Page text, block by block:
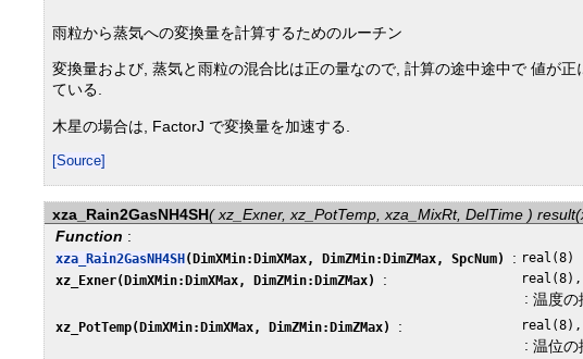
雨粒から蒸気への変換量を計算するためのルーチン
変換量および, 蒸気と雨粒の混合比は正の量なので, 計算の途中途中で 値が
ている.
木星の場合は, FactorJ で変換量を加速する.
[Source]
xza_Rain2GasNH4SH( xz_Exner, xz_PotTemp, xza_MixRt, DelTime )
Function :
xza_Rain2GasNH4SH(DimXMin:DimXMax, DimZMin:DimZMax, SpcNum) : real(8)
xz_Exner(DimXMin:DimXMax, DimZMin:DimZMax) :
: 温度の
xz_PotTemp(DimXMin:DimXMax, DimZMin:DimZMax) :
: 温位の